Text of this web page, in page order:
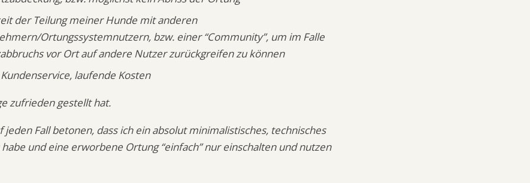
der Teilung meiner Hunde mit anderen
Ortungssystemnutzern, bzw. einer “Community”, um im Falle
vor Ort auf andere Nutzer zurückgreifen zu können
laufende Kosten
zufrieden gestellt hat.
jeden Fall betonen, dass ich ein absolut minimalistisches, technisches
habe und eine erworbene Ortung “einfach” nur einschalten und nutzen